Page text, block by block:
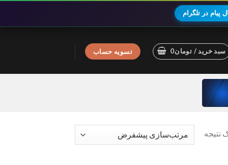
پیام در تلگرام
سبد خرید / تومان0 تسویه حساب
نتیجه